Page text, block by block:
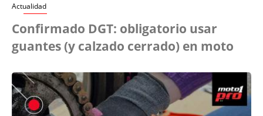
Actualidad
Confirmado DGT: obligatorio usar
guantes (y calzado cerrado) en moto